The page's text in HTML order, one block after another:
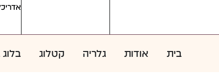
בית אודות גלריה קטלוג